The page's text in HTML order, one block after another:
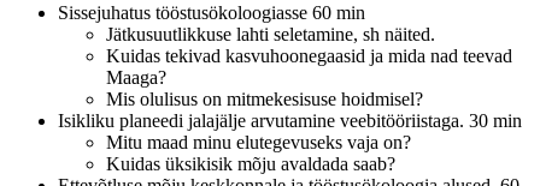
Sissejuhatus tööstusökoloogiasse 60 min
Jätkusuutlikkuse lahti seletamine, sh näited.
Kuidas tekivad kasvuhoonegaasid ja mida nad teevad
Maaga?
Mis olulisus on mitmekesisuse hoidmisel?
Isikliku planeedi jalajälje arvutamine veebitööriistaga. 30 min
Mitu maad minu elutegevuseks vaja on?
Kuidas üksikisik mõju avaldada saab?